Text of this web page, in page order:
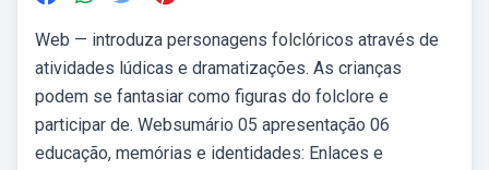
Web — introduza personagens folclóricos através de
atividades lúdicas e dramatizações. As crianças
podem se fantasiar como figuras do folclore e
participar de. Websumário 05 apresentação 06
educação, memórias e identidades: Enlaces e